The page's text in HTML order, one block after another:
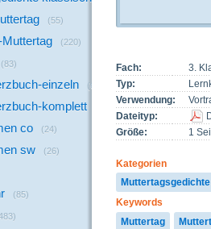
(55)
(220)
(83)
einzeln (61)
komplett
co (24)
sw (26)
(85)
Fach:
3.
Typ:
Verwendung:
Dateityp:
Größe:
1
Kategorien
Keywords
Muttertag